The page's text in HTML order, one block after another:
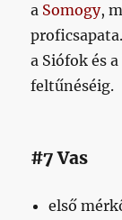
a Somogy,
a Siófok és
feltűnéséig.
#7 Vas
első